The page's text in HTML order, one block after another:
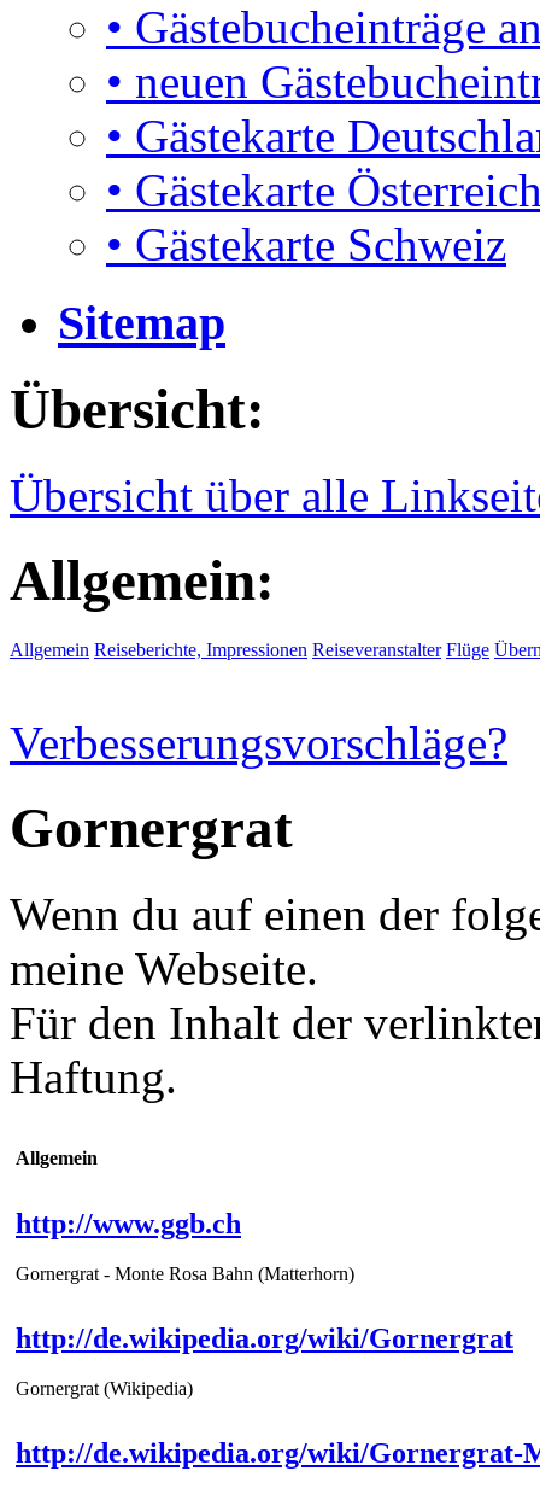
• Gästebucheinträge
• neuen
• Gästekarte
• Gästekarte
• Gästekarte Schweiz
Sitemap
Übersicht:
Übersicht über alle
Allgemein:
Allgemein Reiseberichte, Impressionen Reiseveranstalter Flüge
Verbesserungsvorschläge?
Gornergrat
Wenn du auf einen der
meine Webseite.
Für den Inhalt der
Haftung.
Allgemein
http://www.ggb.ch
Gornergrat - Monte Rosa Bahn (Matterhorn)
http://de.wikipedia.org/wiki/Gornergrat
Gornergrat (Wikipedia)
http://de.wikipedia.org/wiki/Gornergrat-